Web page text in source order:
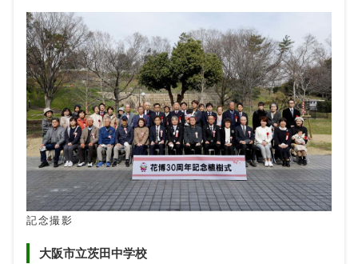
記念撮影
大阪市立茨田中学校